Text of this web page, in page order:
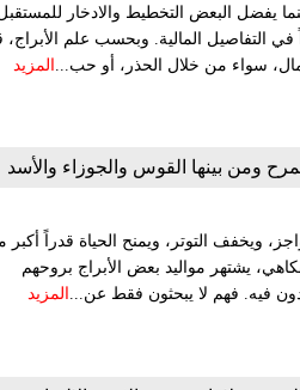
يفضل البعض التخطيط والادخار
في التفاصيل المالية. وبحسب علم الأبراج،
سواء من خلال الحذر، أو حب... المزيد
ومن بينها القوس والجوزاء والأسد
ويخفف التوتر، ويمنح الحياة قدراً أكبر
يشتهر مواليد بعض الأبراج بروحهم
فيه. فهم لا يبحثون فقط عن... المزيد